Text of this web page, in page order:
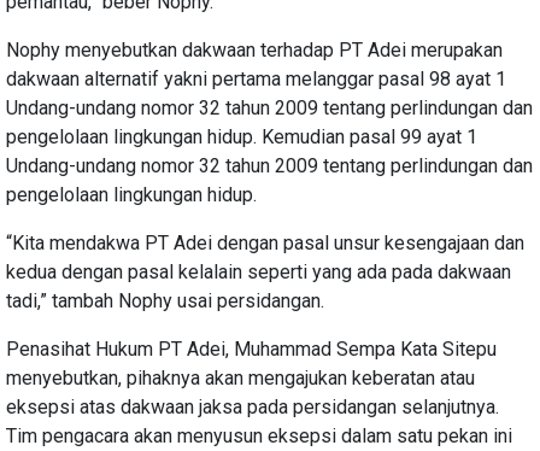
Nophy menyebutkan dakwaan terhadap PT Adei merupakan
dakwaan alternatif yakni pertama melanggar pasal 98 ayat 1
Undang-undang nomor 32 tahun 2009 tentang perlindungan dan
pengelolaan lingkungan hidup. Kemudian pasal 99 ayat 1
Undang-undang nomor 32 tahun 2009 tentang perlindungan dan
pengelolaan lingkungan hidup.
“Kita mendakwa PT Adei dengan pasal unsur kesengajaan dan
kedua dengan pasal kelalain seperti yang ada pada dakwaan
tadi,” tambah Nophy usai persidangan.
Penasihat Hukum PT Adei, Muhammad Sempa Kata Sitepu
menyebutkan, pihaknya akan mengajukan keberatan atau
eksepsi atas dakwaan jaksa pada persidangan selanjutnya.
Tim pengacara akan menyusun eksepsi dalam satu pekan ini